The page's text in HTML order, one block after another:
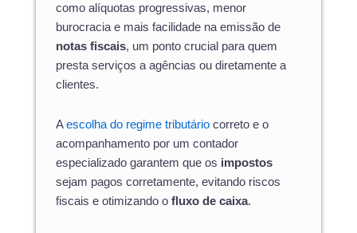
como alíquotas progressivas, menor
burocracia e mais facilidade na emissão de
notas fiscais, um ponto crucial para quem
presta serviços a agências ou diretamente a
clientes.
Aescolha do regime tributário correto e o
acompanhamento por um contador
especializado garantem que os impostos
sejam pagos corretamente, evitando riscos
fiscais e otimizando o fluxo de caixa.